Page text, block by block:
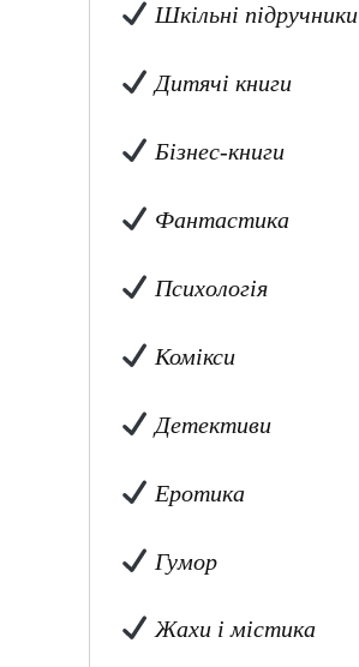
Шкільні підручники
Дитячі книги
Бізнес-книги
Фантастика
Психологія
Комікси
Детективи
Еротика
Гумор
Жахи і містика